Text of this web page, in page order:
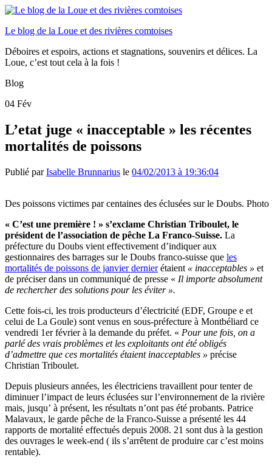
Le blog de la Loue et des rivières comtoises
Déboires et espoirs, actions et stagnations, souvenirs et délices. La
Loue, c’est tout cela à la fois !
Blog
04 Fév
L’etat juge « inacceptable » les récentes
mortalités de poissons
Publié parIsabelle Brunnarius le 04/02/2013 à 19:36:04
Des poissons victimes par centaines des éclusées sur le Doubs.
« C’est une première ! » s’exclame Christian Triboulet, le
président de l’association de pêche La Franco-Suisse. La
préfecture du Doubs vient effectivement d’indiquer aux
gestionnaires des barrages sur le Doubs franco-suisse que les
mortalités de poissons de janvier dernierétaient « inacceptables » et
de préciser dans un communiqué de presse « Il importe absolument
de rechercher des solutions pour les éviter ».
Cette fois-ci, les trois producteurs d’électricité (EDF, Groupe e et
celui de La Goule) sont venus en sous-préfecture à Montbéliard ce
vendredi 1er février à la demande du préfet. « Pour une fois, on a
parlé des vrais problèmes et les exploitants ont été obligés
d’admettre que ces mortalités étaient inacceptables » précise
Christian Triboulet.
Depuis plusieurs années, les électriciens travaillent pour tenter de
diminuer l’impact de leurs éclusées sur l’environnement de la rivière
mais, jusqu’ à présent, les résultats n’ont pas été probants. Patrice
Malavaux, le garde pêche de la Franco-Suisse a présenté les 44
rapports de mortalité effectués depuis 2008. 21 sont dus à la gestion
des ouvrages le week-end ( ils s’arrêtent de produire car c’est moins
rentable).